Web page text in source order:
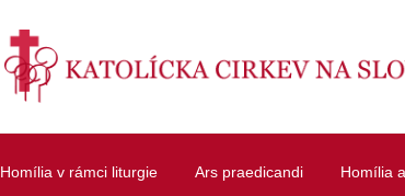
Homília v rámci liturgie Ars praedicandi Homília